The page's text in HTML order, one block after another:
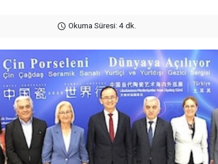
Okuma Süresi: 4 dk.